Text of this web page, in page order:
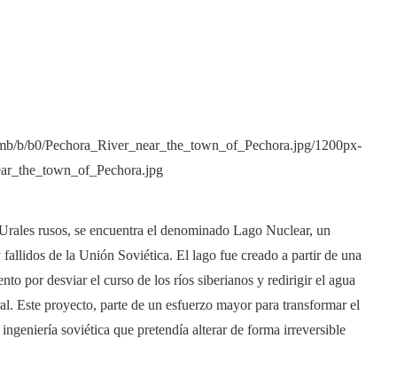
rusos, se encuentra el denominado Lago Nuclear, un
de la Unión Soviética. El lago fue creado a partir de una
por desviar el curso de los ríos siberianos y redirigir el agua
Este proyecto, parte de un esfuerzo mayor para transformar el
soviética que pretendía alterar de forma irreversible